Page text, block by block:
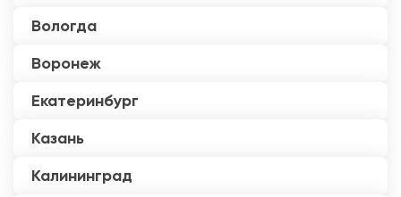
Вологда
Воронеж
Екатеринбург
Казань
Калининград